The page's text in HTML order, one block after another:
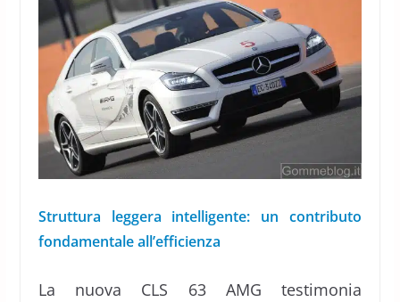
Struttura leggera intelligente: un contributo
fondamentale all’efficienza
La nuova CLS 63 AMG testimonia